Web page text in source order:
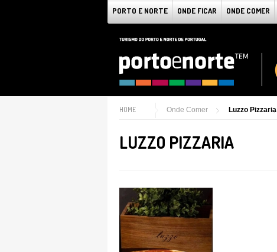
PORTO E NORTE ONDE FICAR ONDE COMER
HOME Onde Comer Luzzo Pizzaria
LUZZO PIZZARIA